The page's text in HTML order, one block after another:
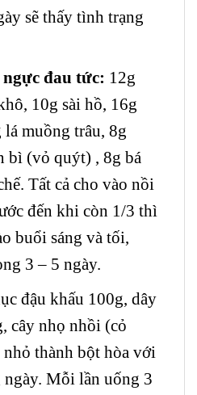
sẽ thấy tình trạng
đau tức: 12g
10g sài hồ, 16g
muồng trâu, 8g
bì (vỏ quýt) , 8g bá
Tất cả cho vào nồi
đến khi còn 1/3 thì
buổi sáng và tối,
3 – 5 ngày.
đậu khấu 100g, dây
cây nhọ nhồi (cỏ
thành bột hòa với
ngày. Mỗi lần uống 3